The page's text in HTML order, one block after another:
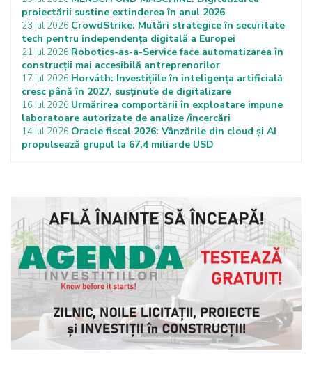
proiectării sustine extinderea în anul 2026
23 Iul 2026 CrowdStrike: Mutări strategice în securitate
tech pentru independența digitală a Europei
21 Iul 2026 Robotics-as-a-Service face automatizarea în
construcții mai accesibilă antreprenorilor
17 Iul 2026 Horváth: Investițiile în inteligența artificială
cresc până în 2027, susținute de digitalizare
16 Iul 2026 Urmărirea comportării în exploatare impune
laboratoare autorizate de analize /încercări
14 Iul 2026 Oracle fiscal 2026: Vânzările din cloud și AI
propulsează grupul la 67,4 miliarde USD